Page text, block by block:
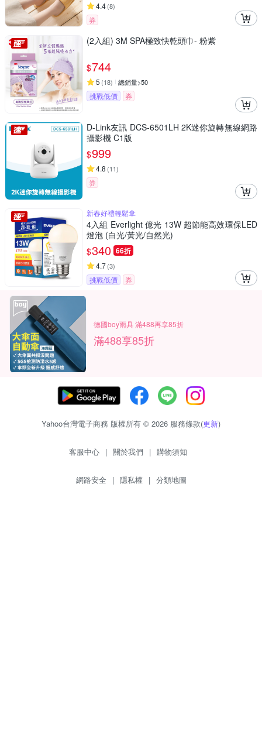
4.4(8)
券
(2入組) 3M SPA極致快乾頭巾- 粉紫
$744
5 (18) 總銷量>50
挑戰低價 券
D-Link友訊 DCS-6501LH 2K迷你旋轉無線網路
攝影機 C1版
$999
4.8 (11)
券
新春好禮輕鬆拿
4入組 Everlight 億光 13W 超節能高效環保LED
燈泡 (白光/黃光/自然光)
$340 66折
4.7(3)
挑戰低價 券
德國boy雨具 滿488再享85折
滿488享85折
Yahoo台灣電子商務 版權所有 © 2026 服務條款(更新)
客服中心 | 關於我們 | 購物須知
網路安全 | 隱私權 | 分類地圖